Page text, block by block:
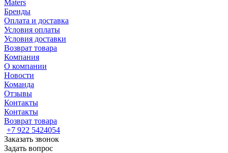
Maters
Бренды
Оплата и доставка
Условия оплаты
Условия доставки
Возврат товара
Компания
О компании
Новости
Команда
Отзывы
Контакты
Контакты
Возврат товара
+7 922 5424054
Заказать звонок
Задать вопрос